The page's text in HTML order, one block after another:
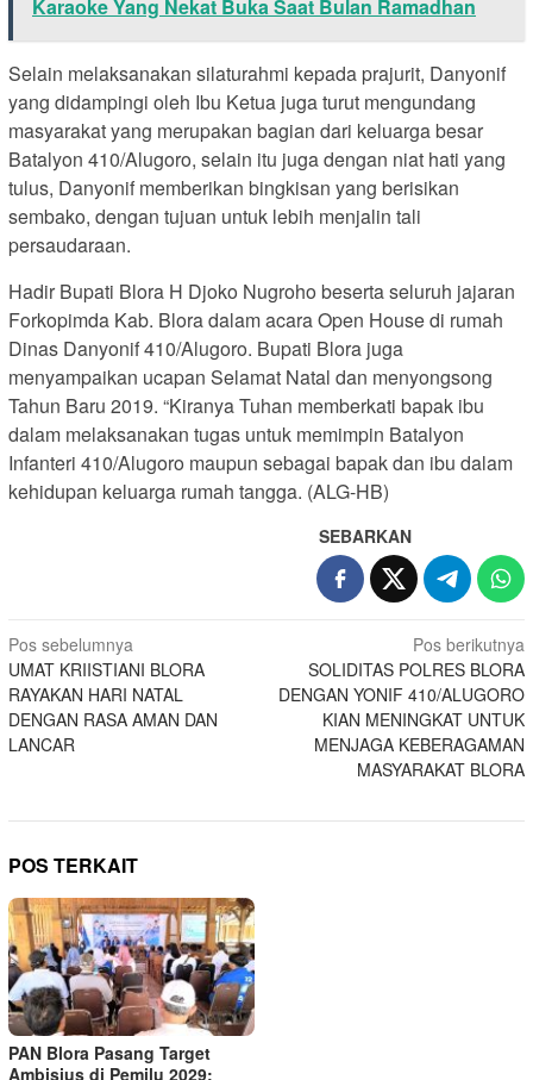
Karaoke Yang Nekat Buka Saat Bulan Ramadhan
Selain melaksanakan silaturahmi kepada prajurit, Danyonif
yang didampingi oleh Ibu Ketua juga turut mengundang
masyarakat yang merupakan bagian dari keluarga besar
Batalyon 410/Alugoro, selain itu juga dengan niat hati yang
tulus, Danyonif memberikan bingkisan yang berisikan
sembako, dengan tujuan untuk lebih menjalin tali
persaudaraan.
Hadir Bupati Blora H Djoko Nugroho beserta seluruh jajaran
Forkopimda Kab. Blora dalam acara Open House di rumah
Dinas Danyonif 410/Alugoro. Bupati Blora juga
menyampaikan ucapan Selamat Natal dan menyongsong
Tahun Baru 2019. “Kiranya Tuhan memberkati bapak ibu
dalam melaksanakan tugas untuk memimpin Batalyon
Infanteri 410/Alugoro maupun sebagai bapak dan ibu dalam
kehidupan keluarga rumah tangga. (ALG-HB)
SEBARKAN
Navigasi
pos
Pos sebelumnya
UMAT KRIISTIANI BLORA
RAYAKAN HARI NATAL
DENGAN RASA AMAN DAN
LANCAR
Pos berikutnya
SOLIDITAS POLRES BLORA
DENGAN YONIF 410/ALUGORO
KIAN MENINGKAT UNTUK
MENJAGA KEBERAGAMAN
MASYARAKAT BLORA
POS TERKAIT
PAN Blora Pasang Target
Ambisius di Pemilu 2029: